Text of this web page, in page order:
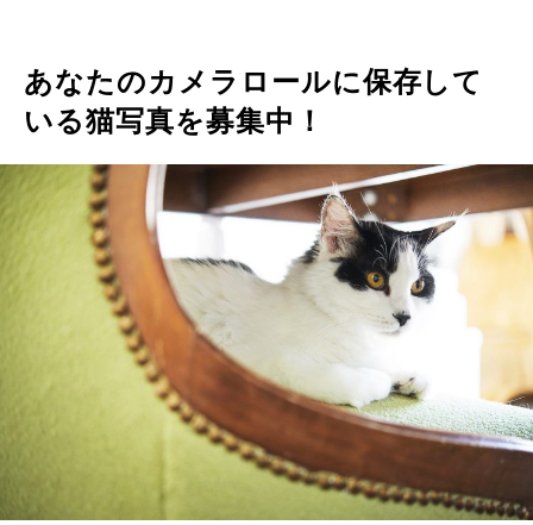
あなたのカメラロールに保存して
いる猫写真を募集中！